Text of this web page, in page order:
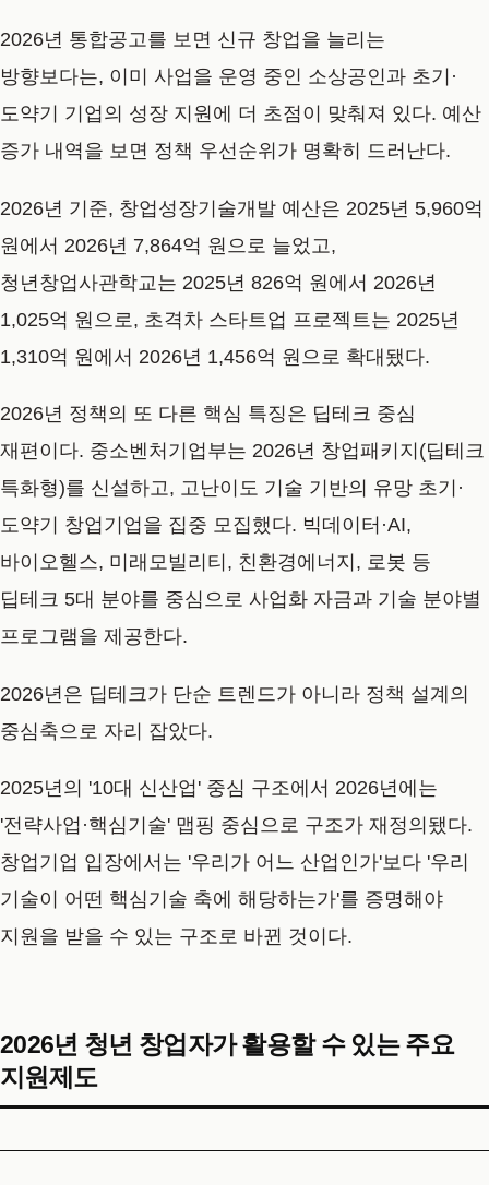
2026년 통합공고를 보면 신규 창업을 늘리는
방향보다는, 이미 사업을 운영 중인 소상공인과 초기·
도약기 기업의 성장 지원에 더 초점이 맞춰져 있다. 예산
증가 내역을 보면 정책 우선순위가 명확히 드러난다.
2026년 기준, 창업성장기술개발 예산은 2025년 5,960억
원에서 2026년 7,864억 원으로 늘었고,
청년창업사관학교는 2025년 826억 원에서 2026년
1,025억 원으로, 초격차 스타트업 프로젝트는 2025년
1,310억 원에서 2026년 1,456억 원으로 확대됐다.
2026년 정책의 또 다른 핵심 특징은 딥테크 중심
재편이다. 중소벤처기업부는 2026년 창업패키지(딥테크
특화형)를 신설하고, 고난이도 기술 기반의 유망 초기·
도약기 창업기업을 집중 모집했다. 빅데이터·AI,
바이오헬스, 미래모빌리티, 친환경에너지, 로봇 등
딥테크 5대 분야를 중심으로 사업화 자금과 기술 분야별
프로그램을 제공한다.
2026년은 딥테크가 단순 트렌드가 아니라 정책 설계의
중심축으로 자리 잡았다.
2025년의 '10대 신산업' 중심 구조에서 2026년에는
'전략사업·핵심기술' 맵핑 중심으로 구조가 재정의됐다.
창업기업 입장에서는 '우리가 어느 산업인가'보다 '우리
기술이 어떤 핵심기술 축에 해당하는가'를 증명해야
지원을 받을 수 있는 구조로 바뀐 것이다.
2026년 청년 창업자가 활용할 수 있는 주요
지원제도